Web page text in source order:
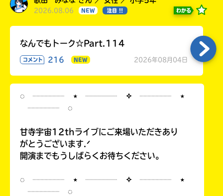
2026.08.06 NEW 注目 !! わかる
なんでもトーク☆Part.114
コメント 216 NEW 2026年08月04日
◌ ┈┈┈┈ ⋆ ┈┈┈┈ ✧ ┈┈┈┈ ⋆
┈┈┈┈ ◌
甘寺宇宙12thライブにご来場いただきあり
がとうございます.ᐟ
開演までもうしばらくお待ちください。
◌ ┈┈┈┈ ⋆ ┈┈┈┈ ✧ ┈┈┈┈ ⋆
┈┈┈┈ ◌